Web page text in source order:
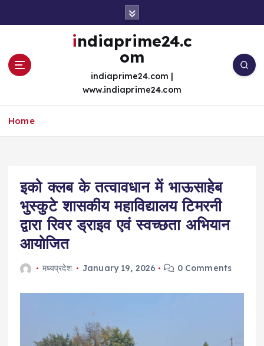
indiaprime24.c
om
indiaprime24.com |
www.indiaprime24.com
Home
इको क्लब के तत्वावधान में भाऊसाहेब
भुस्कुटे शासकीय महाविद्यालय टिमरनी
द्वारा रिवर ड्राइव एवं स्वच्छता अभियान
आयोजित
मध्यप्रदेश January 19, 2026 0 Comments